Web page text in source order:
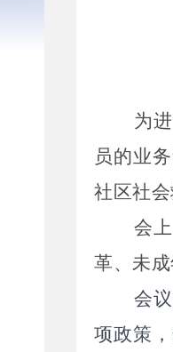
为
员的业
社区社
会
革、未
会
项政策